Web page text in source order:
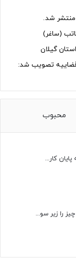
منتشر شد.
(ساغر)
گیلان
قضاییه تصویب شد:
محبوب
کار...
را زیر سو...